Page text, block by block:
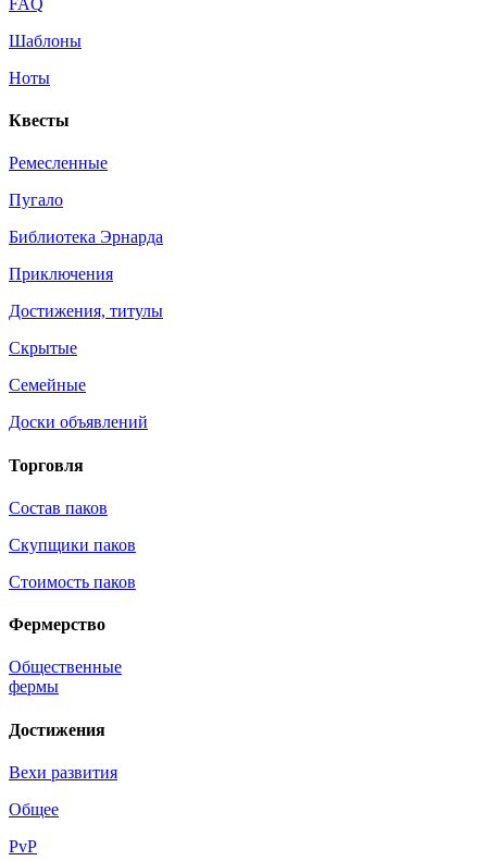
Шаблоны
Ноты
Квесты
Ремесленные
Пугало
Библиотека Эрнарда
Приключения
Достижения, титулы
Скрытые
Семейные
Доски объявлений
Торговля
Состав паков
Скупщики паков
Стоимость паков
Фермерство
Общественные
фермы
Достижения
Вехи развития
Общее
PvP